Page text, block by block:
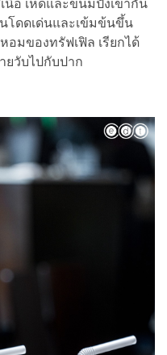
นื้อ เห็ดและขนมปังเข้ากัน
โดดเด่นและเข้มข้นขึ้น
มของทรัฟเฟิล เรียกได้
ยวับไปกับปาก